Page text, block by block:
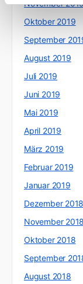
November
Oktober 2019
September
August 2019
Juli 2019
Juni 2019
Mai 2019
April 2019
März 2019
Februar 2019
Januar 2019
Dezember 2018
November 2018
Oktober 2018
September
August 2018